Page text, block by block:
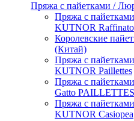
Пряжа с пайетками /
Пряжа с пайетками
KUTNOR Raffinato
Королевские
(Китай)
Пряжа с пайетками
KUTNOR Paillettes
Пряжа с
Gatto PAILLETTES
Пряжа с пайетками
KUTNOR Casiopea